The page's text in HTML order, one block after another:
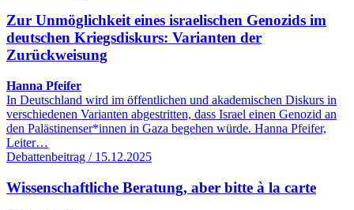
Zur Unmöglichkeit eines israelischen Genozids im
deutschen Kriegsdiskurs: Varianten der
Zurückweisung
Hanna Pfeifer
In Deutschland wird im öffentlichen und akademischen Diskurs in
verschiedenen Varianten abgestritten, dass Israel einen Genozid an
den Palästinenser*innen in Gaza begehen würde. Hanna Pfeifer,
Leiter…
Debattenbeitrag / 15.12.2025
Wissenschaftliche Beratung, aber bitte à la carte